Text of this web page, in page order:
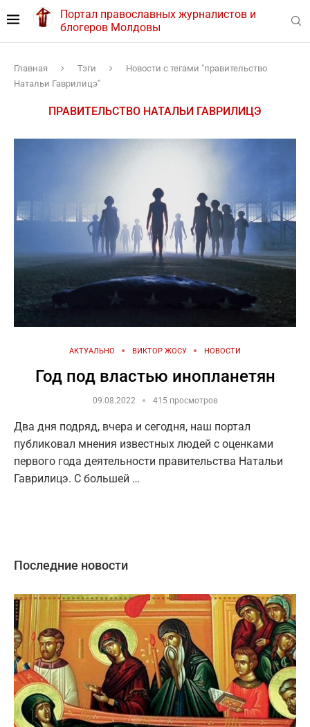
Портал православных журналистов и
блогеров Молдовы
Главная Тэги
Новости с тегами "правительство
Натальи Гаврилицэ"
ПРАВИТЕЛЬСТВО НАТАЛЬИ ГАВРИЛИЦЭ
АКТУАЛЬНО ВИКТОР ЖОСУ НОВОСТИ
Год под властью инопланетян
09.08.2022 415 просмотров
Два дня подряд, вчера и сегодня, наш портал
публиковал мнения известных людей с оценками
первого года деятельности правительства Натальи
Гаврилицэ. С большей …
Последние новости